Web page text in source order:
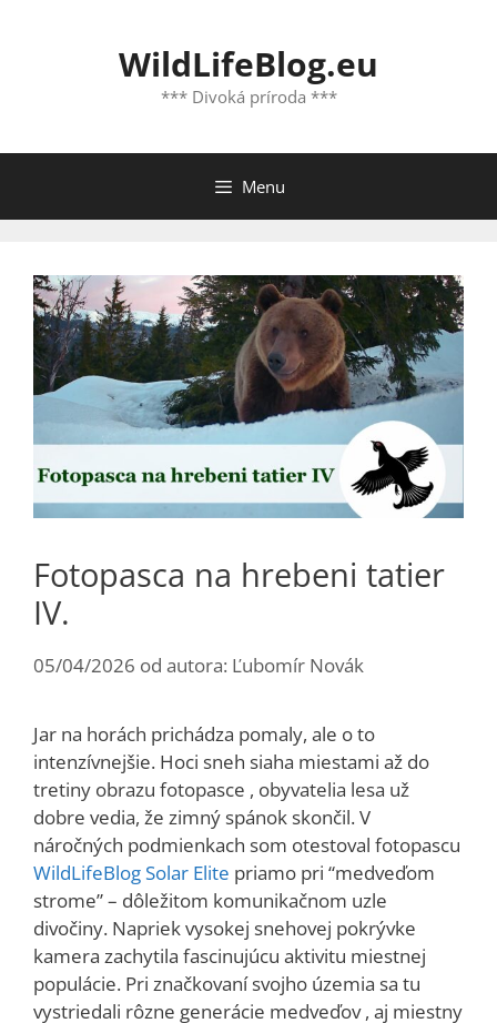
WildLifeBlog.eu
*** Divoká príroda ***
Menu
Fotopasca na hrebeni tatier
IV.
05/04/2026 od autora: Ľubomír Novák
Jar na horách prichádza pomaly, ale o to
intenzívnejšie. Hoci sneh siaha miestami až do
tretiny obrazu fotopasce , obyvatelia lesa už
dobre vedia, že zimný spánok skončil. V
náročných podmienkach som otestoval fotopascu
WildLifeBlog Solar Elite priamo pri “medveďom
strome” – dôležitom komunikačnom uzle
divočiny. Napriek vysokej snehovej pokrývke
kamera zachytila fascinujúcu aktivitu miestnej
populácie. Pri značkovaní svojho územia sa tu
vystriedali rôzne generácie medveďov , aj miestny